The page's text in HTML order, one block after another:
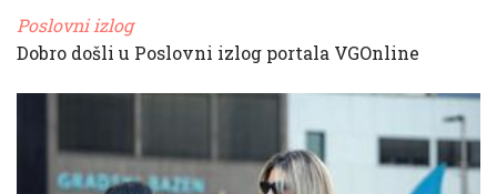
Poslovni izlog
Dobro došli u Poslovni izlog portala VGOnline